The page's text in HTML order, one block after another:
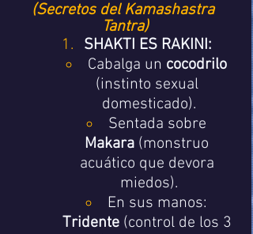
(Secretos del Kamashastra
Tantra)
SHAKTI ES RAKINI:
Cabalga un cocodrilo
(instinto sexual
domesticado).
Sentada sobre
Makara (monstruo
acuático que devora
miedos).
En sus manos:
Tridente (control de los 3